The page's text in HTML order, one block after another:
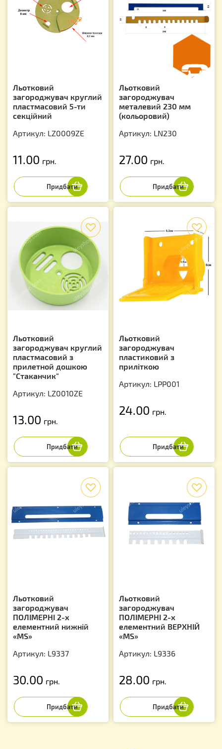
Льотковий
загороджувач круглий
пластмасовий 5-ти
секційний
Артикул: LZ0009ZE
11.00 грн.
Льотковий
загороджувач
металевий 230 мм
(кольоровий)
Артикул: LN230
27.00 грн.
Льотковий
загороджувач круглий
пластмасовий з
прилетной дошкою
"Стаканчик"
Артикул: LZ0010ZE
13.00 грн.
Льотковий
загороджувач
пластиковий з
приліткою
Артикул: LPP001
24.00 грн.
Льотковий
загороджувач
ПОЛІМЕРНІ 2-х
елементний нижній
«МS»
Артикул: L9337
30.00 грн.
Льотковий
загороджувач
ПОЛІМЕРНІ 2-х
елементний ВЕРХНІЙ
«МS»
Артикул: L9336
28.00 грн.